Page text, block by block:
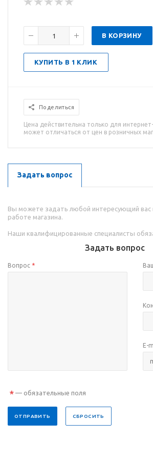
В КОРЗИНУ
КУПИТЬ В 1 КЛИК
Поделиться
Цена действительна только для
может отличаться от цен в розничных
Задать вопрос
Вы можете задать любой интересующий вас
работе магазина.
Наши квалифицированные специалисты
Задать вопрос
Вопрос *
E-
* — обязательные поля
ОТПРАВИТЬ СБРОСИТЬ